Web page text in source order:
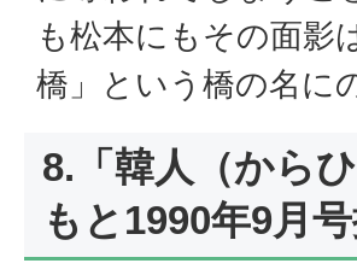
も松本にもその面影
橋」という橋の名に
8.「韓人（から
もと1990年9月号